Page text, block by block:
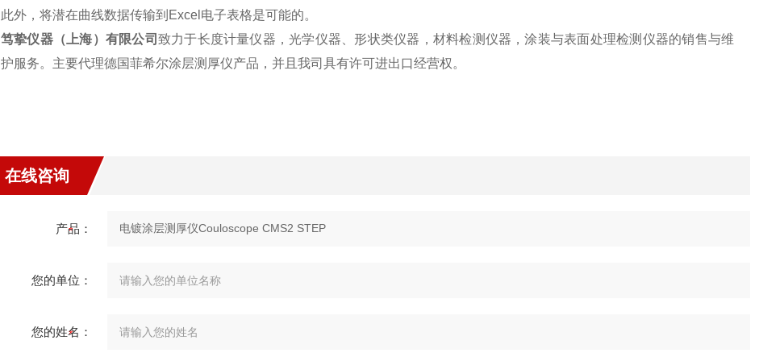
此外，将潜在曲线数据传输到Excel电子表格是可能的。
笃挚仪器（上海）有限公司 致力于长度计量仪器，光学仪器、形状类仪器，材料检测仪器，涂装与表面处理检测仪器的销售与维
护服务。主要代理德国菲希尔涂层测厚仪产品，并且我司具有许可进出口经营权。
在线咨询
产品：
您的单位：
您的姓名：